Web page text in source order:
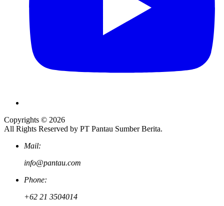
Copyrights © 2026
All Rights Reserved by PT Pantau Sumber Berita.
Mail:
info@pantau.com
Phone:
+62 21 3504014